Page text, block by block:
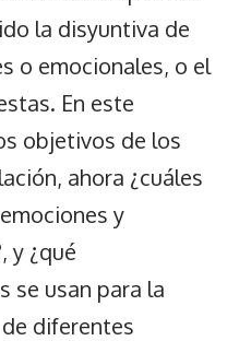
la disyuntiva de
o emocionales, o el
En este
objetivos de los
ahora ¿cuáles
y
y ¿qué
se usan para la
diferentes